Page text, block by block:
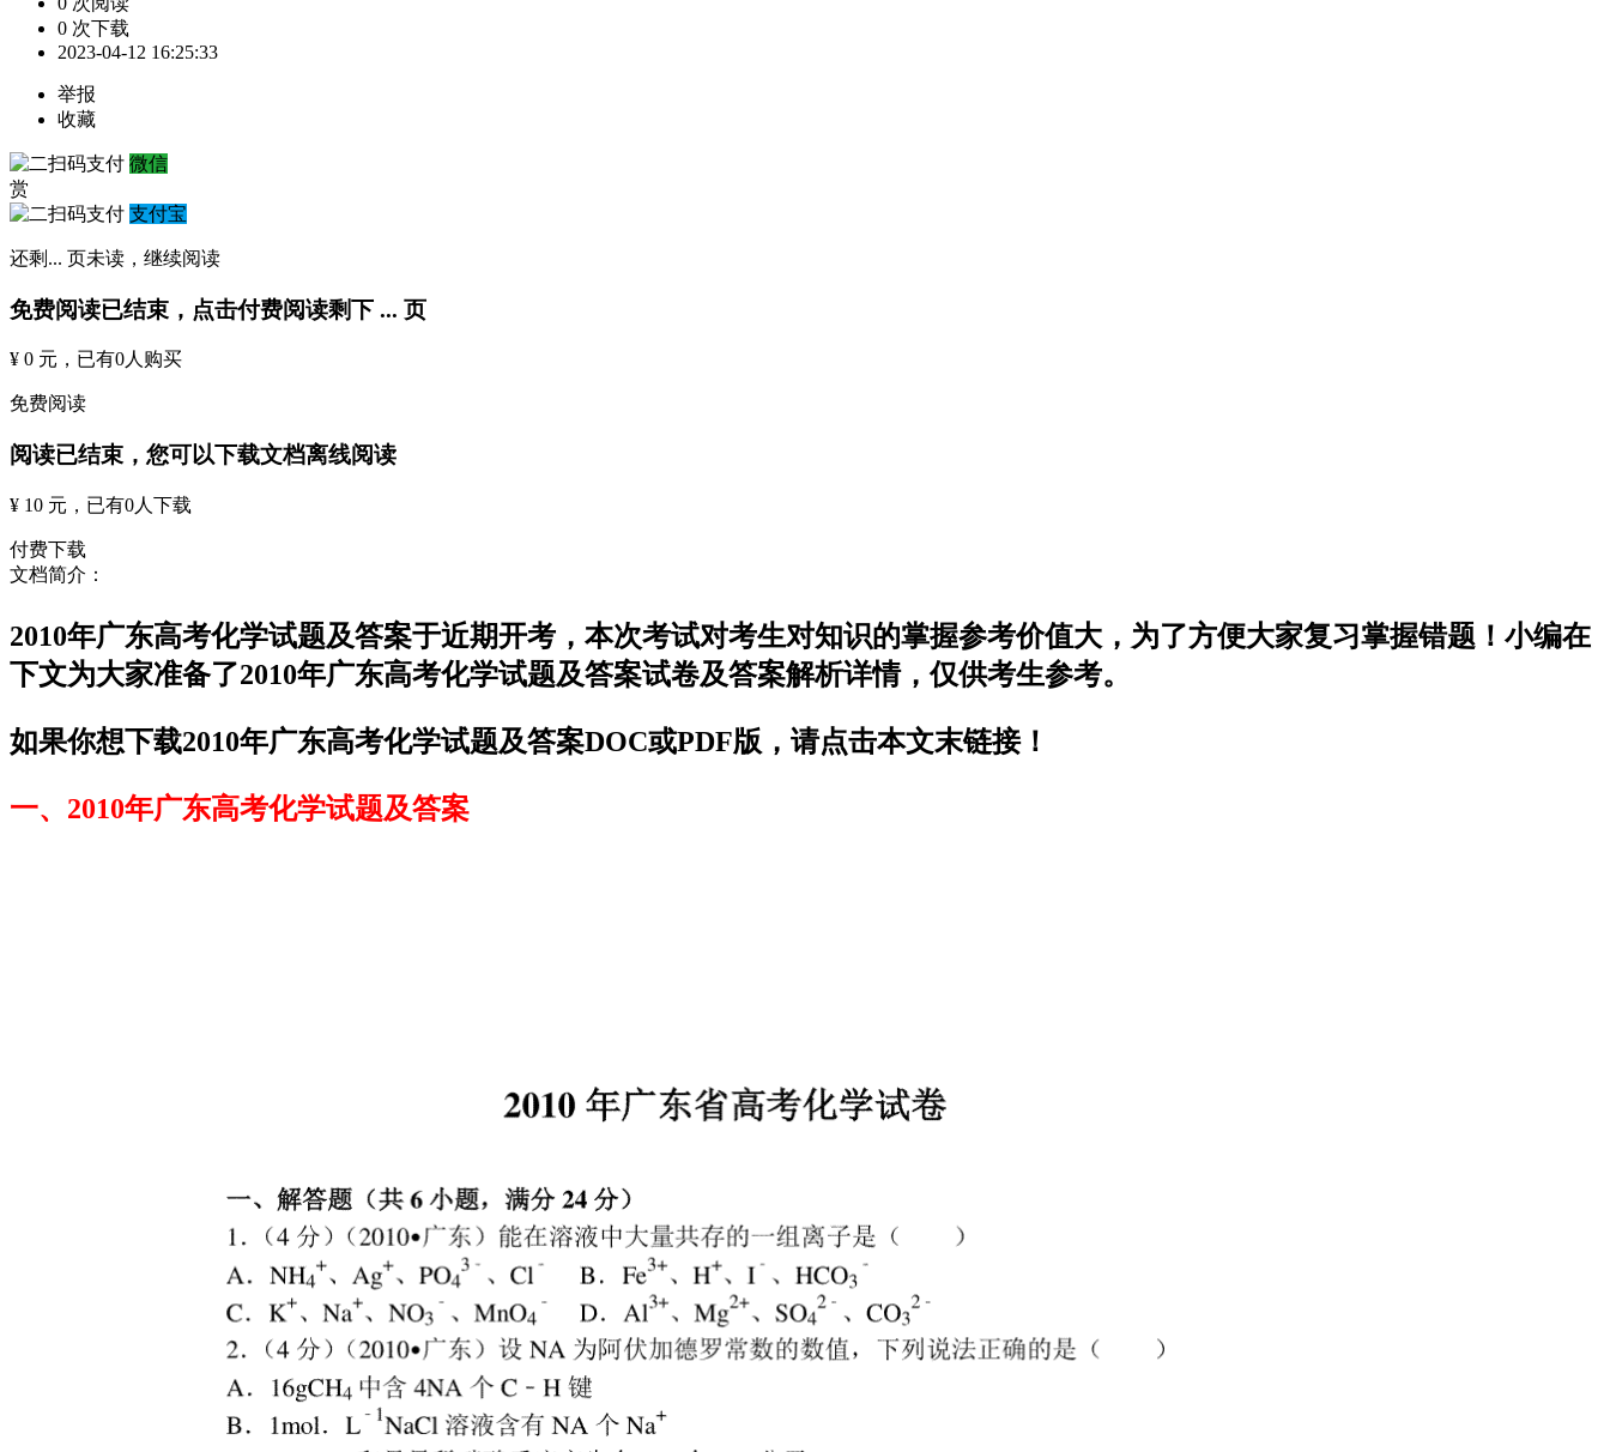
0 次下载
2023-04-12 16:25:33
举报
收藏
微信
赏
支付宝
还剩 ... 页未读， 继续阅读
免费阅读已结束，点击付费阅读剩下 ... 页
¥ 0 元 ，已有0人购买
免费阅读
阅读已结束，您可以下载文档离线阅读
¥ 10 元 ，已有0人下载
付费下载
文档简介：
2010年广东高考化学试题及答案于近期开考，本次考试对考生对知识的掌握参考价值大，为了方便大家复习掌握错题！小编在
下文为大家准备了2010年广东高考化学试题及答案试卷及答案解析详情，仅供考生参考。
如果你想下载2010年广东高考化学试题及答案DOC或PDF版，请点击本文末链接！
一、2010年广东高考化学试题及答案